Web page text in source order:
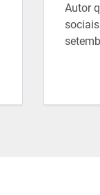
Autor